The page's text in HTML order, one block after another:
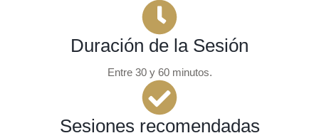
Duración de la Sesión
Entre 30 y 60 minutos.
Sesiones recomendadas